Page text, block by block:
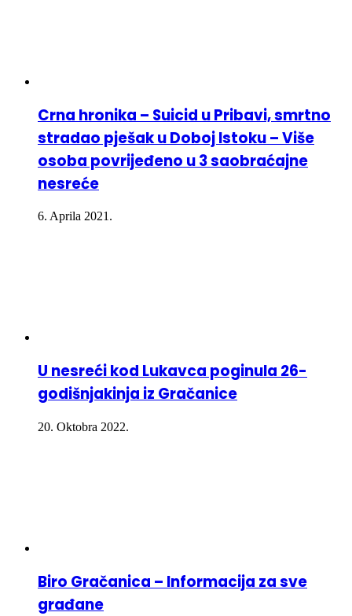
Crna hronika – Suicid u Pribavi, smrtno
stradao pješak u Doboj Istoku – Više
osoba povrijeđeno u 3 saobraćajne
nesreće
6. Aprila 2021.
U nesreći kod Lukavca poginula 26-
godišnjakinja iz Gračanice
20. Oktobra 2022.
Biro Gračanica – Informacija za sve
građane